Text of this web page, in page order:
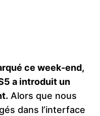
ce week-end,
a introduit un
Alors que nous
dans l’interface